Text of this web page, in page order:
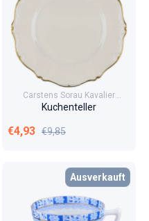
Carstens Sorau Kavalier
Goldranke
Kuchenteller
Verkaufspreis
€4,93 Normaler Preis
€9,85
Ausverkauft